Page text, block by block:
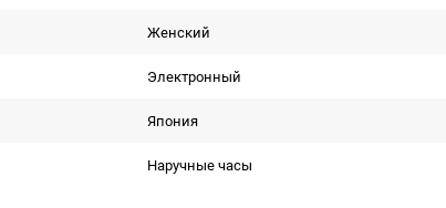
Женский
Электронный
Япония
Наручные часы